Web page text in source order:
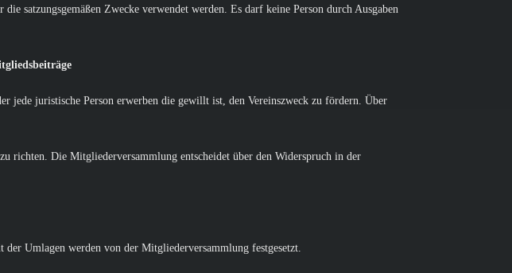
satzungsgemäßen Zwecke verwendet werden. Es darf keine Person durch Ausgaben
jede juristische Person erwerben die gewillt ist, den Vereinszweck zu fördern. Über
richten. Die Mitgliederversammlung entscheidet über den Widerspruch in der
Umlagen werden von der Mitgliederversammlung festgesetzt.